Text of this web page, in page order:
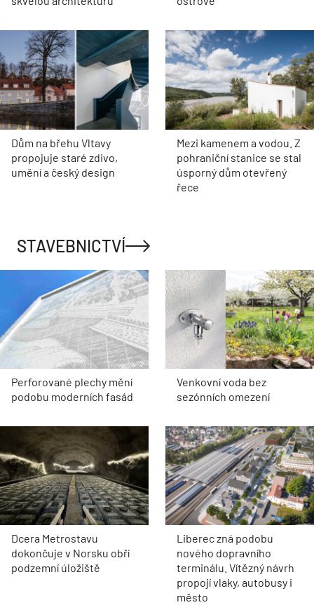
Dům na břehu Vltavy
propojuje staré zdivo,
umění a český design
Mezi kamenem a vodou. Z
pohraniční stanice se stal
úsporný dům otevřený
řece
STAVEBNICTVÍ
Perforované plechy mění
podobu moderních fasád
Venkovní voda bez
sezónních omezení
Dcera Metrostavu
dokončuje v Norsku obří
podzemní úložiště
Liberec zná podobu
nového dopravního
terminálu. Vítězný návrh
propojí vlaky, autobusy i
město